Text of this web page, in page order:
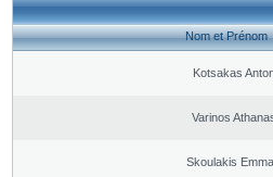
Nom et Prénom
Kotsakas
Varinos
Skoulakis